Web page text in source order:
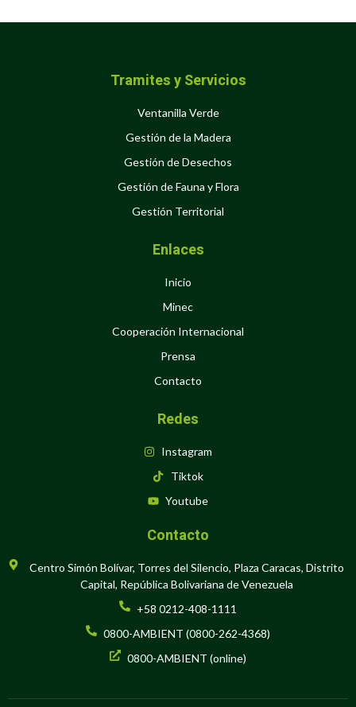
Tramites y Servicios
Ventanilla Verde
Gestión de la Madera
Gestión de Desechos
Gestión de Fauna y Flora
Gestión Territorial
Enlaces
Inicio
Minec
Cooperación Internacional
Prensa
Contacto
Redes
Instagram
Tiktok
Youtube
Contacto
Centro Simón Bolívar, Torres del Silencio, Plaza Caracas, Distrito
Capital, República Bolivariana de Venezuela
+58 0212-408-1111
0800-AMBIENT (0800-262-4368)
0800-AMBIENT (online)